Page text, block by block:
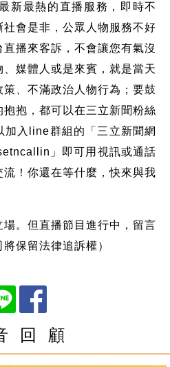
新最熱的直播服務，即時不
會是非，公眾人物服務不好
播來客訴，不會讓您有氣沒
媒體人或是來賓，就是當天
、不滿政治人物行為；要鼓
抱，都可以在三立新聞粉絲
加入line群組的「三立新聞網
」即可用視訊或通話
！你還在等什麼，快來與我
場。但直播節目進行中，留言
保留法律追訴權）
回 顧